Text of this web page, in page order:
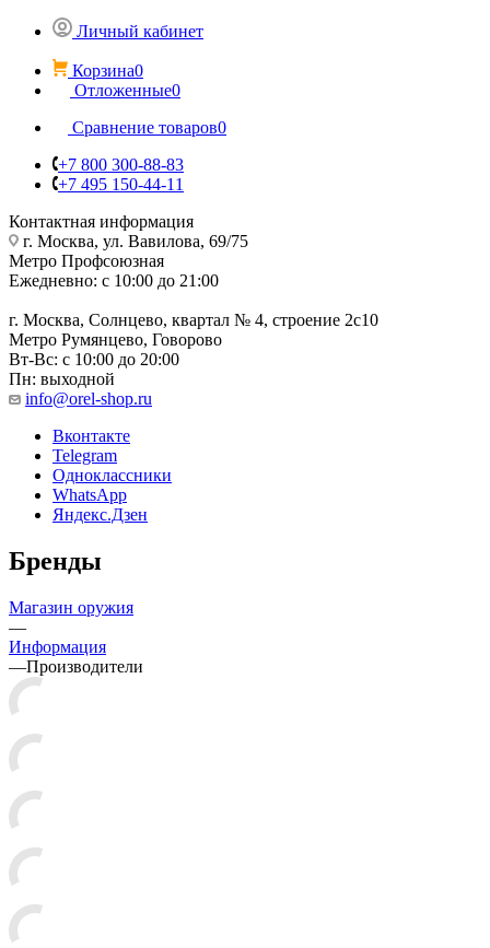
Личный кабинет
Корзина0
Отложенные0
Сравнение товаров0
+7 800 300-88-83
+7 495 150-44-11
Контактная информация
г. Москва, ул. Вавилова, 69/75
Метро Профсоюзная
Ежедневно: с 10:00 до 21:00
г. Москва, Солнцево, квартал № 4, строение 2с10
Метро Румянцево, Говорово
Вт-Вс: с 10:00 до 20:00
Пн: выходной
info@orel-shop.ru
Вконтакте
Telegram
Одноклассники
WhatsApp
Яндекс.Дзен
Бренды
Магазин оружия
—
Информация
—Производители